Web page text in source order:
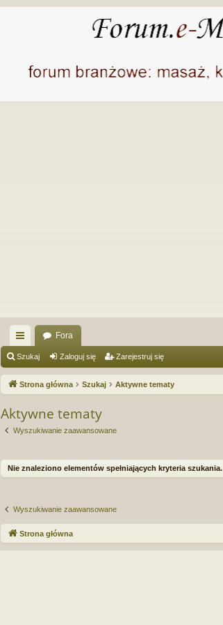
ię
ce
…
Fora
Szukaj Zaloguj się Zarejestruj się
Strona główna Szukaj Aktywne tematy
Aktywne tematy
Wyszukiwanie zaawansowane
Nie znaleziono elementów spełniających kryteria szukania.
Wyszukiwanie zaawansowane
Strona główna